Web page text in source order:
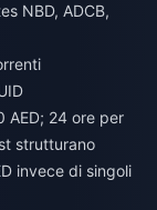
NBD, ADCB,
AED; 24 ore per
strutturano
invece di singoli